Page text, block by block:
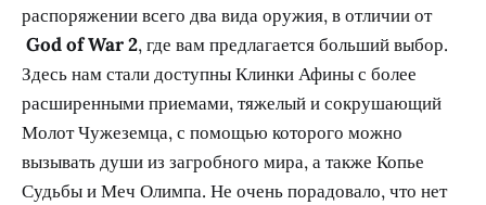
распоряжении всего два вида оружия, в отличии от
God of War 2, где вам предлагается больший выбор.
Здесь нам стали доступны Клинки Афины с более
расширенными приемами, тяжелый и сокрушающий
Молот Чужеземца, с помощью которого можно
вызывать души из загробного мира, а также Копье
Судьбы и Меч Олимпа. Не очень порадовало, что нет